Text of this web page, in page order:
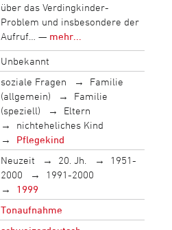
über das Verdingkinder-
Problem und insbesondere der
Aufruf… — mehr...
Unbekannt
soziale Fragen
Familie
(allgemein)
Familie
(speziell)
Eltern
nichteheliches Kind
Pflegekind
Neuzeit 20. Jh.
1951-
2000
1991-2000
1999
Tonaufnahme